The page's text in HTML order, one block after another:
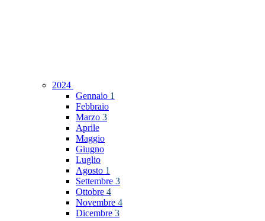
2024
Gennaio 1
Febbraio
Marzo 3
Aprile
Maggio
Giugno
Luglio
Agosto 1
Settembre 3
Ottobre 4
Novembre 4
Dicembre 3